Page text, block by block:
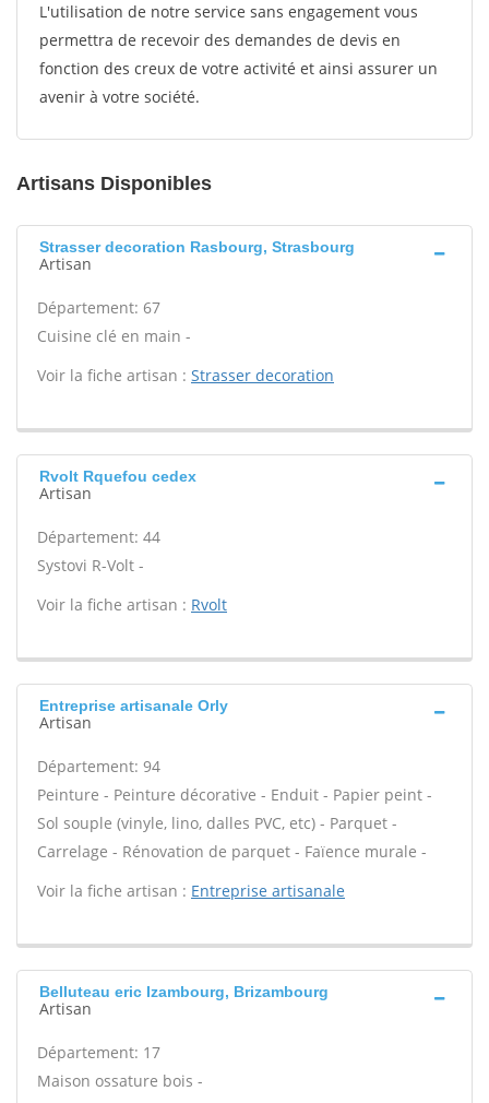
L'utilisation de notre service sans engagement vous
permettra de recevoir des demandes de devis en
fonction des creux de votre activité et ainsi assurer un
avenir à votre société.
Artisans Disponibles
Strasser decoration Rasbourg, Strasbourg
Artisan
Département: 67
Cuisine clé en main -
Voir la fiche artisan : Strasser decoration
Rvolt Rquefou cedex
Artisan
Département: 44
Systovi R-Volt -
Voir la fiche artisan : Rvolt
Entreprise artisanale Orly
Artisan
Département: 94
Peinture - Peinture décorative - Enduit - Papier peint -
Sol souple (vinyle, lino, dalles PVC, etc) - Parquet -
Carrelage - Rénovation de parquet - Faïence murale -
Voir la fiche artisan : Entreprise artisanale
Belluteau eric Izambourg, Brizambourg
Artisan
Département: 17
Maison ossature bois -